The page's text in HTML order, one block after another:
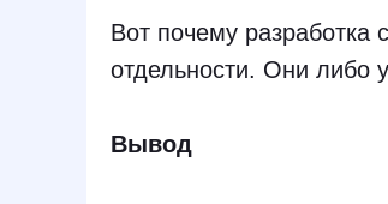
Вот почему разработка
отдельности. Они либо
Вывод